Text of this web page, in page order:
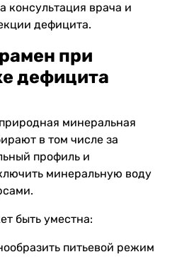
консультация врача и
дефицита.
при
дефицита
минеральная
в том числе за
профиль и
минеральную воду
быть уместна:
питьевой режим